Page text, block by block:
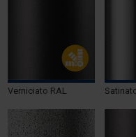
Verniciato RAL